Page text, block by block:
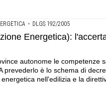
• DLGS 192/2005
Energetica):
autonome le competenze
prevederlo è lo schema di
nell'edilizia e la